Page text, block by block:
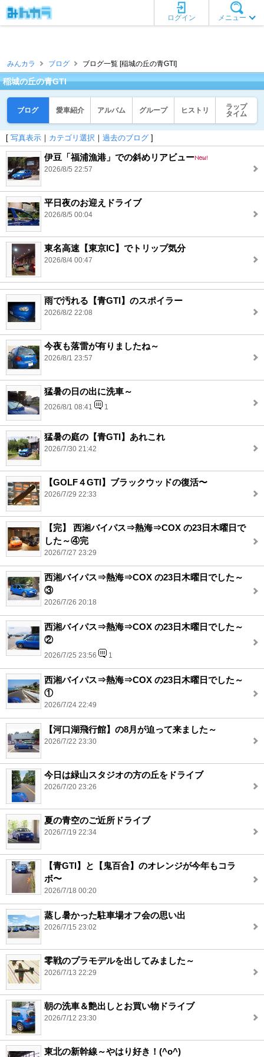
メニュー
ログイン
みんカラ ブログ ブログ一覧 [稲城の丘の青GTI]
稲城の丘の青GTI
ブログ 愛車紹介 アルバム グループ ヒストリ
ラップ
タイム
[ 写真表示 ｜ カテゴリ選択 ｜ 過去のブログ ]
伊豆「福浦漁港」での斜めリアビュー
2026/8/5 22:57
平日夜のお迎えドライブ
2026/8/5 00:04
東名高速【東京IC】でトリップ気分
2026/8/4 00:47
雨で汚れる【青GTI】のスポイラー
2026/8/2 22:08
今夜も落雷が有りましたね～
2026/8/1 23:57
猛暑の日の出に洗車～
2026/8/1 08:41 1
猛暑の庭の【青GTI】あれこれ
2026/7/30 21:42
【GOLF４GTI】ブラックウッドの復活〜
2026/7/29 22:33
【完】 西湘バイパス⇒熱海⇒COX の23日木曜日で
した～④完
2026/7/27 23:29
西湘バイパス⇒熱海⇒COX の23日木曜日でした～
③
2026/7/26 20:18
西湘バイパス⇒熱海⇒COX の23日木曜日でした～
②
2026/7/25 23:56 1
西湘バイパス⇒熱海⇒COX の23日木曜日でした～
①
2026/7/24 22:49
【河口湖飛行館】の8月が迫って来ました～
2026/7/22 23:30
今日は緑山スタジオの方の丘をドライブ
2026/7/20 23:26
夏の青空のご近所ドライブ
2026/7/19 22:34
【青GTI】と【鬼百合】のオレンジが今年もコラ
ボ〜
2026/7/18 00:20
蒸し暑かった駐車場オフ会の思い出
2026/7/15 23:02
零戦のプラモデルを出してみました～
2026/7/13 22:29
朝の洗車＆艶出しとお買い物ドライブ
2026/7/12 23:30
東北の新幹線～やはり好き！(^o^)